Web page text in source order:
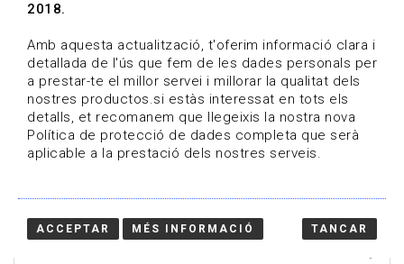
Estigues al dia
Convocatòries, activitats i notícies del sector de la
cultura.
2018.
Amb aquesta actualització, t'oferim informació clara i
detallada de l'ús que fem de les dades personals per
a prestar-te el millor servei i millorar la qualitat dels
nostres productos.si estàs interessat en tots els
detalls, et recomanem que llegeixis la nostra nova
Política de protecció de dades completa que serà
aplicable a la prestació dels nostres serveis.
ACCEPTAR MÉS INFORMACIÓ TANCAR